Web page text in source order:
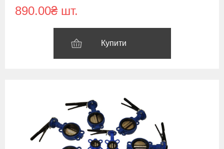
890.00₴ шт.
Купити